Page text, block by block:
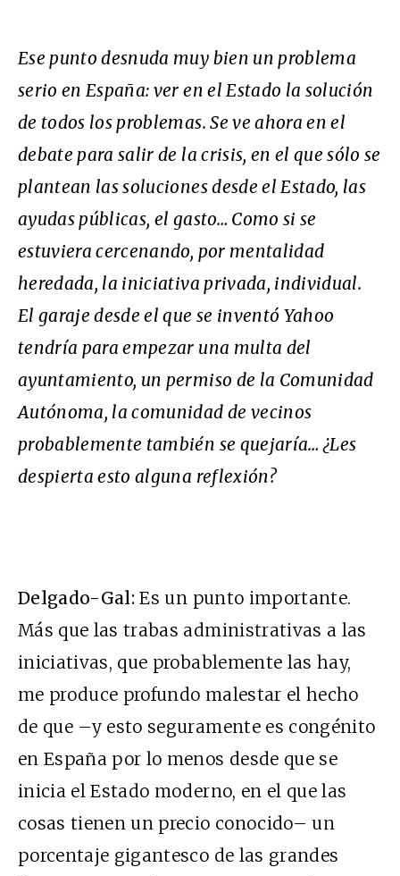
Ese punto desnuda muy bien un problema
serio en España: ver en el Estado la solución
de todos los problemas. Se ve ahora en el
debate para salir de la crisis, en el que sólo se
plantean las soluciones desde el Estado, las
ayudas públicas, el gasto… Como si se
estuviera cercenando, por mentalidad
heredada, la iniciativa privada, individual.
El garaje desde el que se inventó Yahoo
tendría para empezar una multa del
ayuntamiento, un permiso de la Comunidad
Autónoma, la comunidad de vecinos
probablemente también se quejaría… ¿Les
despierta esto alguna reflexión?
Delgado-Gal: Es un punto importante.
Más que las trabas administrativas a las
iniciativas, que probablemente las hay,
me produce profundo malestar el hecho
de que –y esto seguramente es congénito
en España por lo menos desde que se
inicia el Estado moderno, en el que las
cosas tienen un precio conocido– un
porcentaje gigantesco de las grandes